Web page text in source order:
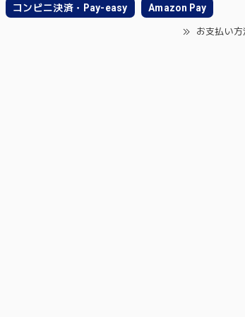
コンビニ決済・Pay-easy Amazon Pay
お支払い